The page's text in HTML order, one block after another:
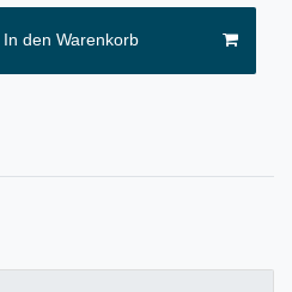
In den Warenkorb